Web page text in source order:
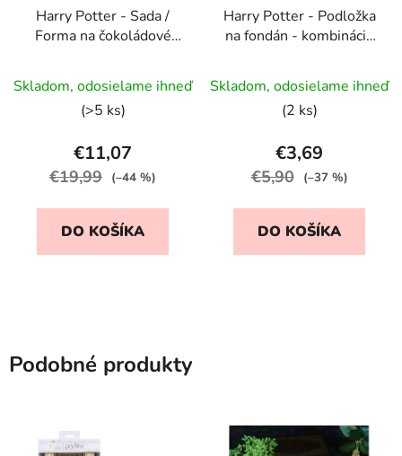
Harry Potter - Sada /
Forma na čokoládové
hodnotenie
produktu
je
5,0
hviezdičiek.
Skladom, odosielame ihneď
(>5 ks)
€11,07
€19,99 (–44 %)
DO KOŠÍKA
Harry Potter - Podložka
na fondán - kombinácia
Skladom, odosielame ihneď
(2 ks)
€3,69
€5,90 (–37 %)
DO KOŠÍKA
Podobné produkty